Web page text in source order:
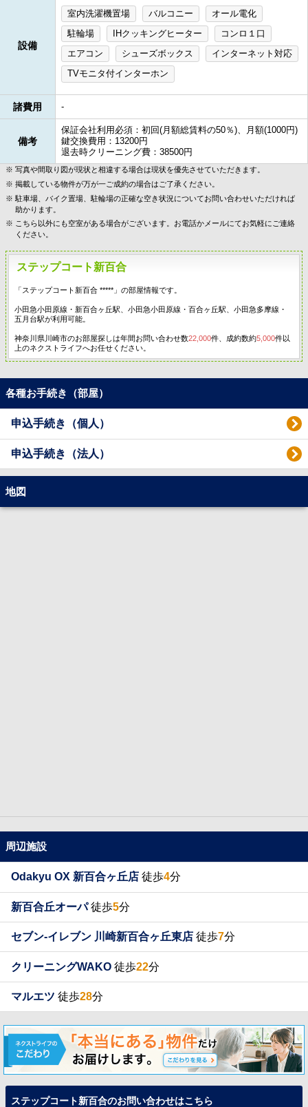
設備
室内洗濯機置場 バルコニー
オール電化
駐輪場
IHクッキングヒーター
コンロ１口
エアコン
シューズボックス
インターネット対応
TVモニタ付インターホン
諸費用 -
備考
保証会社利用必須：初回(月額総賃料の50％)、月額(1000円)
鍵交換費用：13200円
退去時クリーニング費：38500円
写真や間取り図が現状と相違する場合は現状を優先させていただきます。
掲載している物件が万が一ご成約の場合はご了承ください。
駐車場、バイク置場、駐輪場の正確な空き状況についてお問い合わせいただければ
助かります。
こちら以外にも空室がある場合がございます。お電話かメールにてお気軽にご連絡
ください。
ステップコート新百合
「ステップコート新百合 *****」の部屋情報です。
小田急小田原線・新百合ヶ丘駅、小田急小田原線・百合ヶ丘駅、小田急多摩線・
五月台駅が利用可能。
神奈川県川崎市のお部屋探しは年間お問い合わせ数22,000件、成約数約5,000件以
上のネクストライフへお任せください。
各種お手続き（部屋）
申込手続き（個人）
申込手続き（法人）
地図
周辺施設
Odakyu OX 新百合ヶ丘店 徒歩4分
新百合丘オーパ徒歩5分
セブン-イレブン 川崎新百合ヶ丘東店 徒歩7分
クリーニングWAKO 徒歩22分
マルエツ 徒歩28分
ステップコート新百合のお問い合わせはこちら